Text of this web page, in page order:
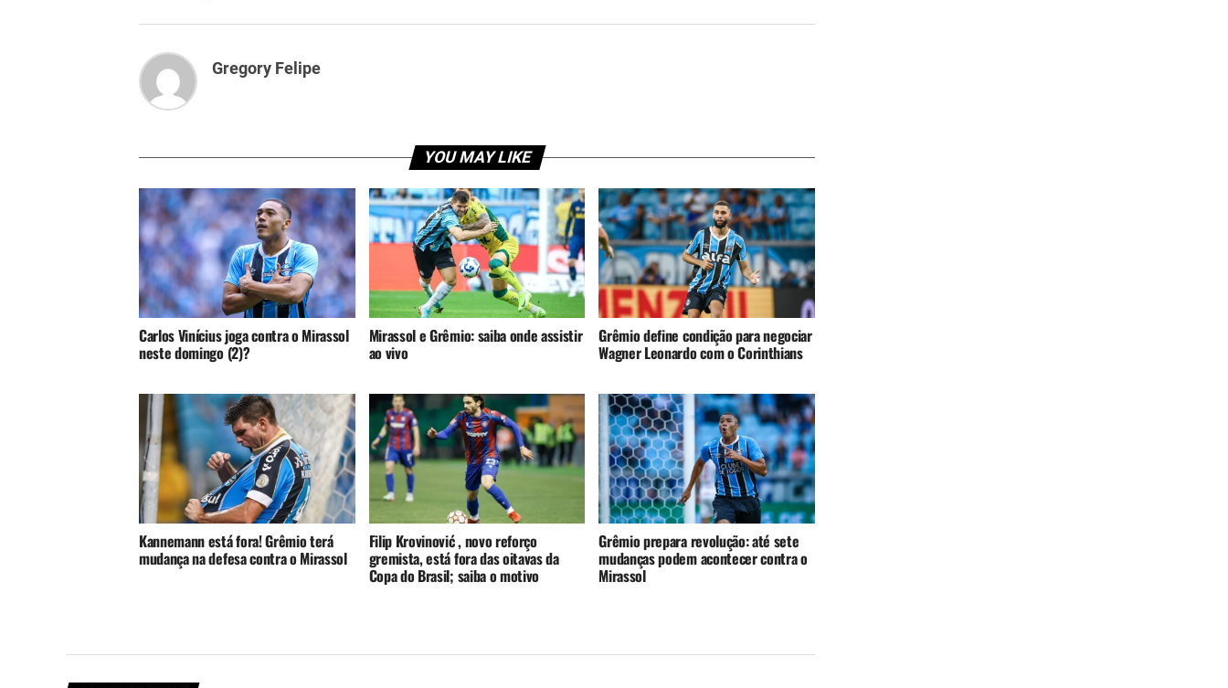
Gregory Felipe
YOU MAY LIKE
Carlos Vinícius joga contra o Mirassol
neste domingo (2)?
Mirassol e Grêmio: saiba onde assistir
ao vivo
Grêmio define condição para negociar
Wagner Leonardo com o Corinthians
Kannemann está fora! Grêmio terá
mudança na defesa contra o Mirassol
Filip Krovinović , novo reforço
gremista, está fora das oitavas da
Copa do Brasil; saiba o motivo
Grêmio prepara revolução: até sete
mudanças podem acontecer contra o
Mirassol